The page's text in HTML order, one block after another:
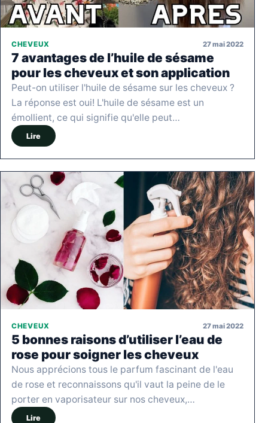
CHEVEUX 27 mai 2022
7 avantages de l’huile de sésame
pour les cheveux et son application
Peut-on utiliser l'huile de sésame sur les cheveux ?
La réponse est oui! L'huile de sésame est un
émollient, ce qui signifie qu'elle peut…
Lire
CHEVEUX 27 mai 2022
5 bonnes raisons d’utiliser l’eau de
rose pour soigner les cheveux
Nous apprécions tous le parfum fascinant de l'eau
de rose et reconnaissons qu'il vaut la peine de le
porter en vaporisateur sur nos cheveux,…
Lire